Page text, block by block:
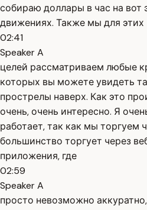
собираю доллары в час на вот
движениях. Также мы для этих
02:41
Speaker A
целей рассматриваем любые
которых вы можете увидеть
прострелы наверх. Как это
очень, очень интересно. Я
работает, так как мы торгуем
большинство торгует через
приложения, где
02:59
Speaker A
просто невозможно